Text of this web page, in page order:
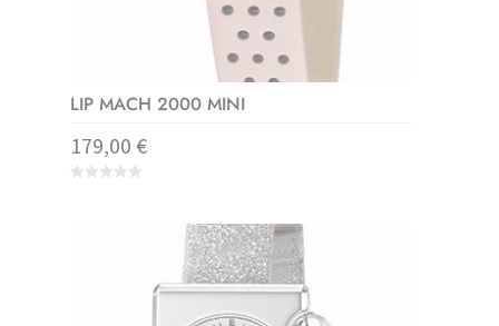
LIP MACH 2000 MINI
179,00 €